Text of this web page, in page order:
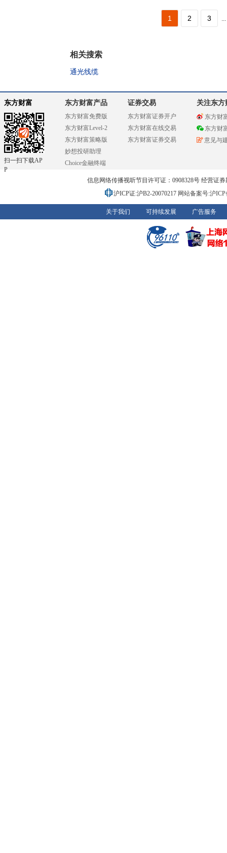
1 2 3 ...
相关搜索
通光线缆
东方财富
扫一扫下载AP
P
东方财富产品
东方财富免费版
东方财富Level-2
东方财富策略版
妙想投研助理
Choice金融终端
证券交易
东方财富证券开户
东方财富在线交易
东方财富证券交易
关注东方
东方财
东方财
意见与
信息网络传播视听节目许可证：0908328号 经营证
沪ICP证:沪B2-20070217 网站备案号:沪
关于我们 可持续发展 广告服务